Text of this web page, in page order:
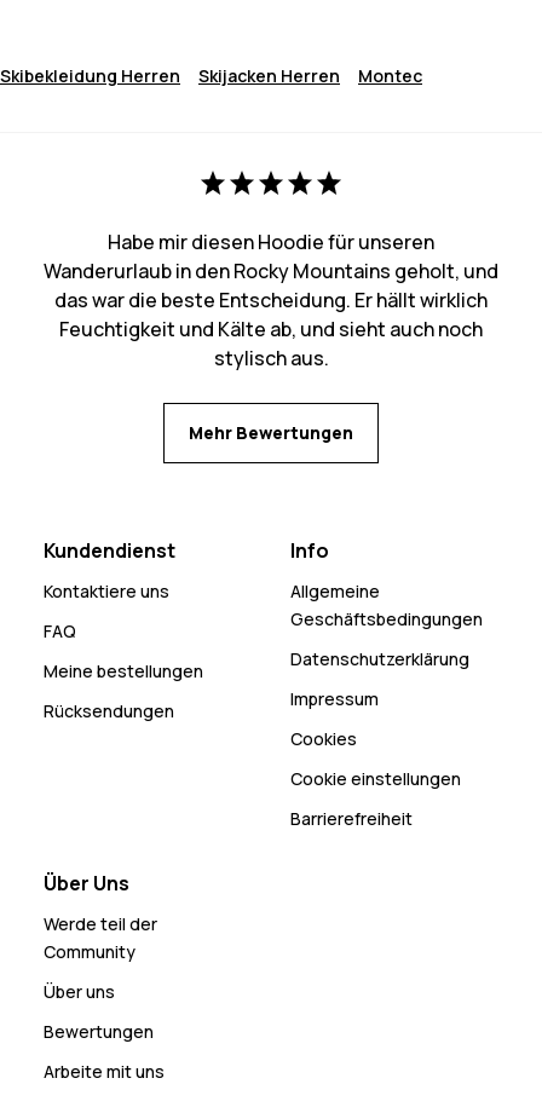
Skibekleidung Herren Skijacken Herren Montec
Habe mir diesen Hoodie für unseren
Wanderurlaub in den Rocky Mountains geholt, und
das war die beste Entscheidung. Er hällt wirklich
Feuchtigkeit und Kälte ab, und sieht auch noch
stylisch aus.
Mehr Bewertungen
Kundendienst
Kontaktiere uns
FAQ
Meine bestellungen
Rücksendungen
Info
Allgemeine
Geschäftsbedingungen
Datenschutzerklärung
Impressum
Cookies
Cookie einstellungen
Barrierefreiheit
Über Uns
Werde teil der
Community
Über uns
Bewertungen
Arbeite mit uns